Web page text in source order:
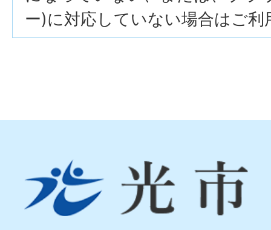
ー)に対応していない場合はご利
市
Hikari